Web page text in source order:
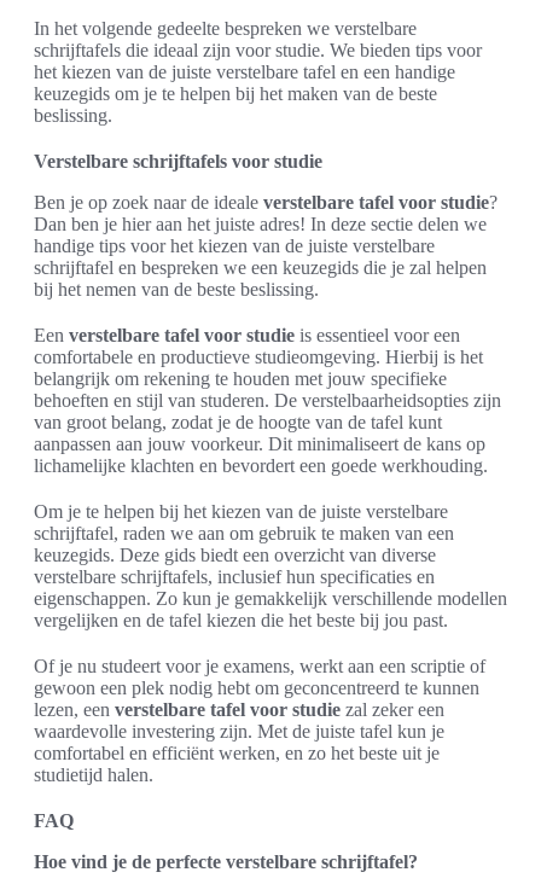
In het volgende gedeelte bespreken we verstelbare
schrijftafels die ideaal zijn voor studie. We bieden tips voor
het kiezen van de juiste verstelbare tafel en een handige
keuzegids om je te helpen bij het maken van de beste
beslissing.
Verstelbare schrijftafels voor studie
Ben je op zoek naar de ideale verstelbare tafel voor studie?
Dan ben je hier aan het juiste adres! In deze sectie delen we
handige tips voor het kiezen van de juiste verstelbare
schrijftafel en bespreken we een keuzegids die je zal helpen
bij het nemen van de beste beslissing.
Een verstelbare tafel voor studie is essentieel voor een
comfortabele en productieve studieomgeving. Hierbij is het
belangrijk om rekening te houden met jouw specifieke
behoeften en stijl van studeren. De verstelbaarheidsopties zijn
van groot belang, zodat je de hoogte van de tafel kunt
aanpassen aan jouw voorkeur. Dit minimaliseert de kans op
lichamelijke klachten en bevordert een goede werkhouding.
Om je te helpen bij het kiezen van de juiste verstelbare
schrijftafel, raden we aan om gebruik te maken van een
keuzegids. Deze gids biedt een overzicht van diverse
verstelbare schrijftafels, inclusief hun specificaties en
eigenschappen. Zo kun je gemakkelijk verschillende modellen
vergelijken en de tafel kiezen die het beste bij jou past.
Of je nu studeert voor je examens, werkt aan een scriptie of
gewoon een plek nodig hebt om geconcentreerd te kunnen
lezen, een verstelbare tafel voor studie zal zeker een
waardevolle investering zijn. Met de juiste tafel kun je
comfortabel en efficiënt werken, en zo het beste uit je
studietijd halen.
FAQ
Hoe vind je de perfecte verstelbare schrijftafel?